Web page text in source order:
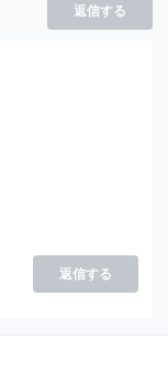
返信する
返信する